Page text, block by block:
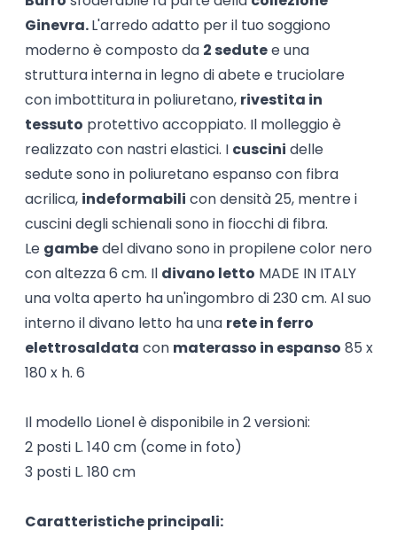
Ginevra.L'arredo adatto per il tuo soggiono
moderno è composto da 2 sedutee una
struttura interna in legno di abete e truciolare
con imbottitura in poliuretano, rivestita in
tessuto protettivo accoppiato. Il molleggio è
realizzato con nastri elastici. I cuscini delle
sedute sono in poliuretano espanso con fibra
acrilica, indeformabili con densità 25, mentre i
cuscini degli schienali sono in fiocchi di fibra.
Le gambedel divano sono in propilene color nero
con altezza 6 cm. Il divano letto MADE IN ITALY
una volta aperto ha un'ingombro di 230 cm. Al suo
interno il divano letto ha una rete in ferro
elettrosaldata con materasso in espanso 85 x
180 x h. 6
Il modello Lionel è disponibile in 2 versioni:
2 posti L. 140 cm (come in foto)
3 posti L. 180 cm
Caratteristiche principali: